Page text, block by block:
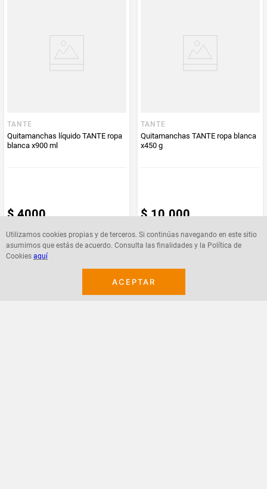
Utilizamos cookies propias y de terceros. Si continúas navegando en este sitio
asumimos que estás de acuerdo. Consulta las finalidades y la Política de
Cookies aquí
ACEPTAR
de Medida
TANTE
Quitamanchas líquido TANTE ropa
blanca x900 ml
$4000
TANTE
Quitamanchas TANTE ropa blanca
x450 g
$10.000